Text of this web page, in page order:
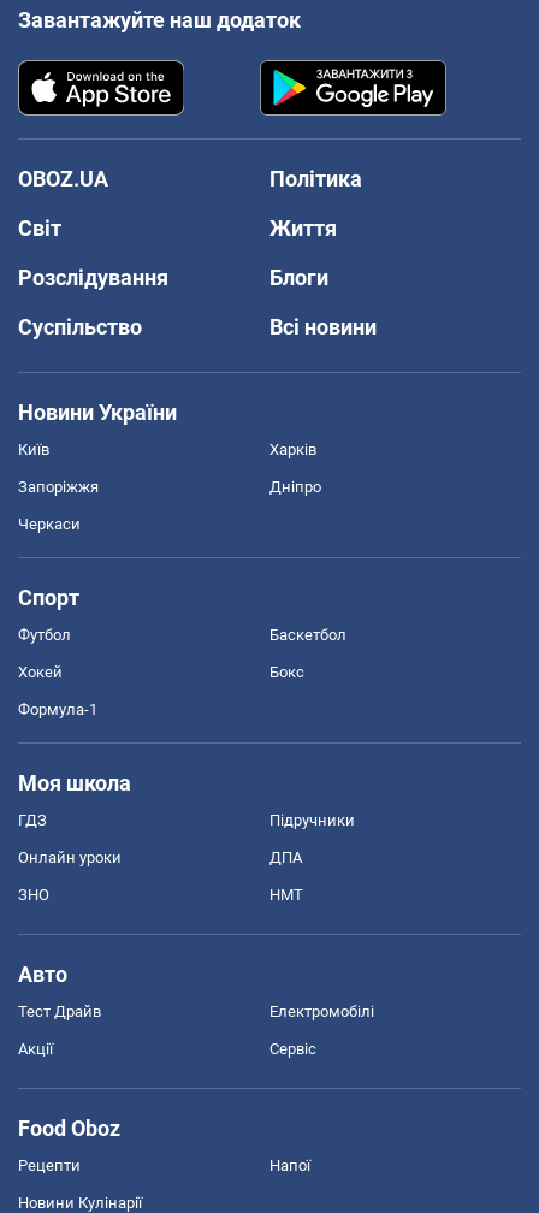
Завантажуйте наш додаток
OBOZ.UA
Політика
Світ
Життя
Розслідування
Блоги
Суспільство
Всі новини
Новини України
Київ Харків
Запоріжжя Дніпро
Черкаси
Спорт
Футбол Баскетбол
Хокей Бокс
Формула-1
Моя школа
ГДЗ Підручники
Онлайн уроки ДПА
ЗНО НМТ
Авто
Тест Драйв Електромобілі
Акції Сервіс
Food Oboz
Рецепти Напої
Новини Кулінарії